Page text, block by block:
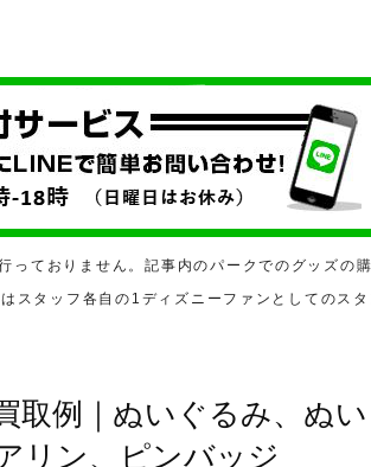
っておりません。記事内のパークでのグッズの
スタッフ各自の1ディズニーファンとしてのス
取例｜ぬいぐるみ、ぬ
リン、ピンバッジ